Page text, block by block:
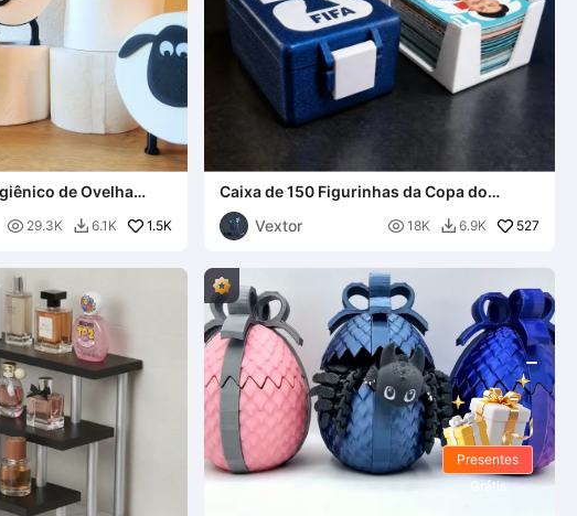
de Ovelha
 29.3K  6.1K 1.5K
Caixa de 150 Figurinhas da Copa do
Mundo
Vextor
 18K  6.9K 527
Presentes
Grátis